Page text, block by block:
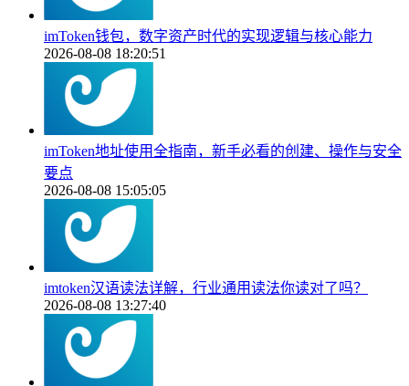
imToken钱包，数字资产时代的实现逻辑与核心能力
2026-08-08 18:20:51
imToken地址使用全指南，新手必看的创建、操作与安全
要点
2026-08-08 15:05:05
imtoken汉语读法详解，行业通用读法你读对了吗？
2026-08-08 13:27:40